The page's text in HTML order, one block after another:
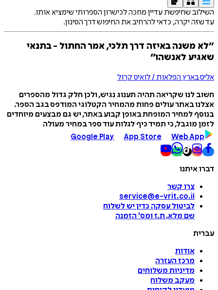
השילוב שחיפשת עדיין מחכה לכישרון הספרותי שימציא אותו.
עד שזה יקרה, כדאי להרחיב את החיפוש דרך הסינון.
״לא משנה באיזה דרך תלכי, אמר החתול - בתנאי
שאגיע לאנשהו״
אליס בארץ הפלאות / לואיס קרול
חשוב לנו שקריאה תהיה תענוג נגיש, ולכן חלק גדול מהספרים
אצלנו באתר עולים פחות מהמחיר הקטלוגי המודפס בגב הספר.
בנוסף למחיר המופחת באופן קבוע באתר, יש גם מבצעים מיוחדים
לזמן מוגבל, כי תמיד כיף לגלות עוד ספר במחיר מעולה
Google Play
App Store Web App
דברו איתנו
צרו קשר
service@e-vrit.co.il
לביטול עסקה כדין יש לשלוח
שם מלא, ת.ז ומס' הזמנה
עברית
אודות
מרכז העזרה
מדיניות משלוחים
מעקב משלוח